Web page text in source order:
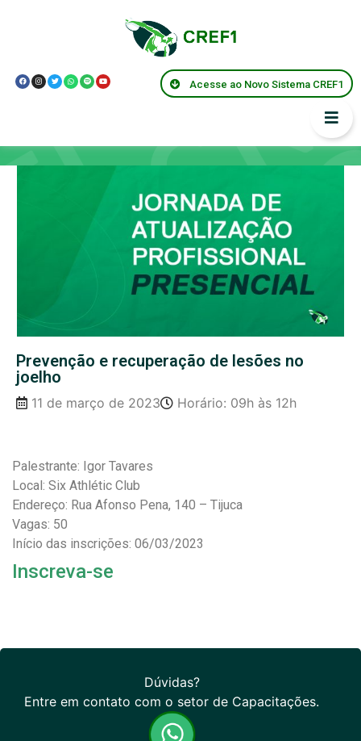
Acesse ao Novo Sistema CREF1
Prevenção e recuperação de lesões no
joelho
11 de março de 2023 Horário: 09h às 12h
Palestrante: Igor Tavares
Local: Six Athlétic Club
Endereço: Rua Afonso Pena, 140 – Tijuca
Vagas: 50
Início das inscrições: 06/03/2023
Inscreva-se
Dúvidas?
Entre em contato com o setor de Capacitações.